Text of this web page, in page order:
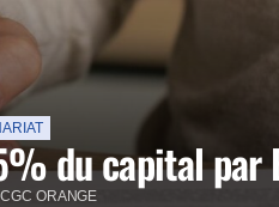
du capital par
ORANGE